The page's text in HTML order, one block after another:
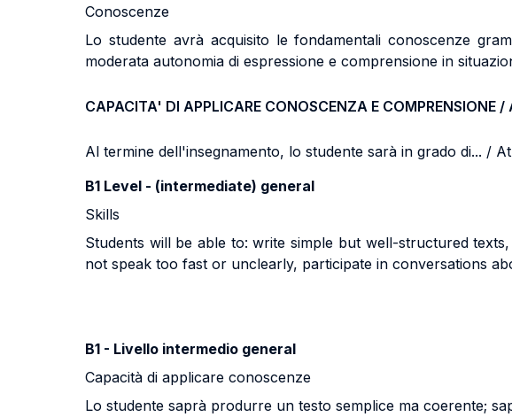
Conoscenze
Lo studente avrà acquisito le fondamentali conoscenze
moderata autonomia di espressione e comprensione in
CAPACITA' DI APPLICARE CONOSCENZA E COMPRENSIONE
Al termine dell'insegnamento, lo studente sarà in grado di... /
B1 Level - (intermediate) general
Skills
Students will be able to: write simple but well-structured
not speak too fast or unclearly, participate in conversations
B1 - Livello intermedio general
Capacità di applicare conoscenze
Lo studente saprà produrre un testo semplice ma coerente;